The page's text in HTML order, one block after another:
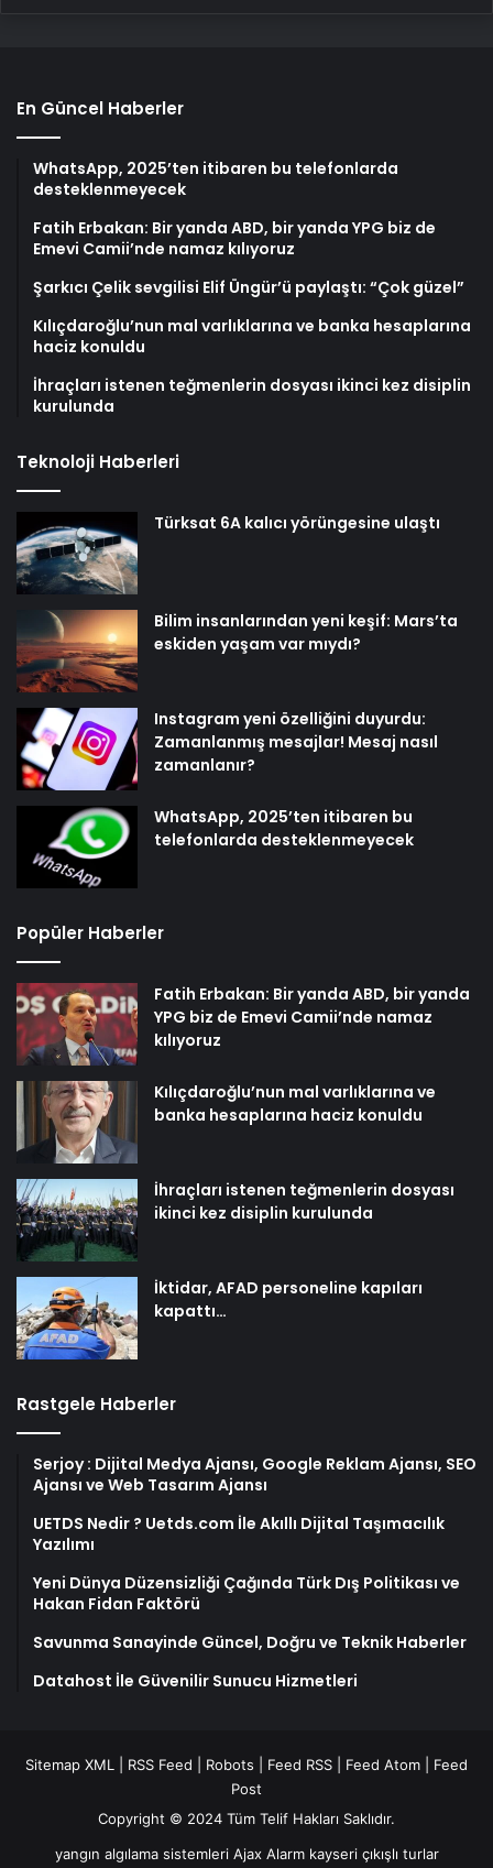
En Güncel Haberler
WhatsApp, 2025’ten itibaren bu telefonlarda
desteklenmeyecek
Fatih Erbakan: Bir yanda ABD, bir yanda YPG biz de
Emevi Camii’nde namaz kılıyoruz
Şarkıcı Çelik sevgilisi Elif Üngür’ü paylaştı: “Çok güzel”
Kılıçdaroğlu’nun mal varlıklarına ve banka hesaplarına
haciz konuldu
İhraçları istenen teğmenlerin dosyası ikinci kez disiplin
kurulunda
Teknoloji Haberleri
Türksat 6A kalıcı yörüngesine ulaştı
Bilim insanlarından yeni keşif: Mars’ta
eskiden yaşam var mıydı?
Instagram yeni özelliğini duyurdu:
Zamanlanmış mesajlar! Mesaj nasıl
zamanlanır?
WhatsApp, 2025’ten itibaren bu
telefonlarda desteklenmeyecek
Popüler Haberler
Fatih Erbakan: Bir yanda ABD, bir yanda
YPG biz de Emevi Camii’nde namaz
kılıyoruz
Kılıçdaroğlu’nun mal varlıklarına ve
banka hesaplarına haciz konuldu
İhraçları istenen teğmenlerin dosyası
ikinci kez disiplin kurulunda
İktidar, AFAD personeline kapıları
kapattı…
Rastgele Haberler
Serjoy : Dijital Medya Ajansı, Google Reklam Ajansı, SEO
Ajansı ve Web Tasarım Ajansı
UETDS Nedir ? Uetds.com İle Akıllı Dijital Taşımacılık
Yazılımı
Yeni Dünya Düzensizliği Çağında Türk Dış Politikası ve
Hakan Fidan Faktörü
Savunma Sanayinde Güncel, Doğru ve Teknik Haberler
Datahost İle Güvenilir Sunucu Hizmetleri
Sitemap XML RSS Feed Robots Feed RSS Feed Atom
Feed
Post
Copyright © 2024 Tüm Telif Hakları Saklıdır.
yangın algılama sistemleri Ajax Alarm kayseri çıkışlı turlar